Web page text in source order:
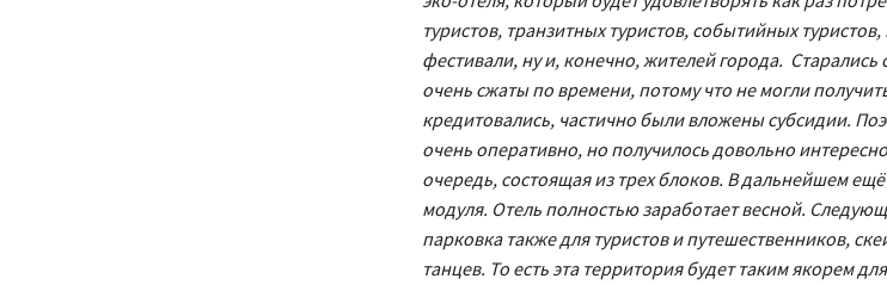
туристов, транзитных туристов, событийных
фестивали, ну и, конечно, жителей города. Старались
очень сжаты по времени, потому что не могли
кредитовались, частично были вложены субсидии.
очень оперативно, но получилось довольно
очередь, состоящая из трех блоков. В дальнейшем
модуля. Отель полностью заработает весной.
парковка также для туристов и путешественников,
танцев. То есть эта территория будет таким якорем